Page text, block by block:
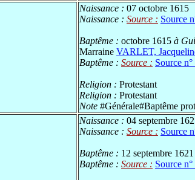
Naissance : 07 octobre 1615
Naissance : Source : Source
Baptême : octobre 1615 à
Marraine VARLET,
Baptême : Source : Source
Religion : Protestant
Religion : Protestant
Note #Générale#Baptême
Naissance : 04 septembre
Naissance : Source : Source
Baptême : 12 septembre 1621
Baptême : Source : Source